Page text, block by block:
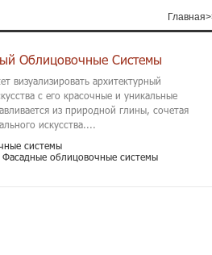
Главная
Облицовочные Системы
визуализировать архитектурный
с его красочные и уникальные
из природной глины, сочетая
искусства....
системы
Фасадные облицовочные системы